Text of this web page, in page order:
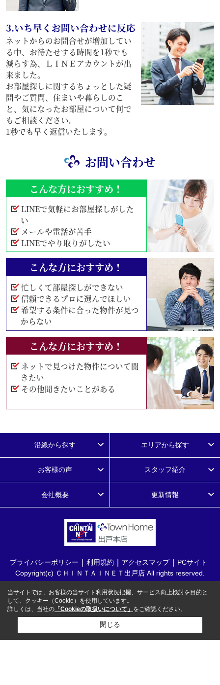
3.いち早くお問い合わせに反応
ネットからのお問合せが増加してい
る中、お待たせする時間を1秒でも
減らす為、ＬＩＮＥアカウントが出
来ました。
お部屋探しに関するちょっとした疑
問やご質問、住まいや暮らしのこ
と、気になったお部屋について何で
もご相談ください。
1秒でも早く返信いたします。
お問い合わせ
こんな方におすすめ！
LINEで気軽にお部屋探しがした
い
メールや電話が苦手
LINEでやり取りがしたい
こんな方におすすめ！
忙しくて部屋探しができない
信頼できるプロに選んでほしい
希望する条件に合った物件が見つ
からない
こんな方におすすめ！
ネットで見つけた物件について聞
きたい
その他聞きたいことがある
沿線から探す エリアから探す
お客様の声 スタッフ紹介
会社概要 更新情報
プライバシーポリシー 利用規約 アクセスマップ
PCサイト
Copyright(c) ＣＨＩＮＴＡＩＮＥＴ出戸店 All rights reserved.
当サイトでは、お客様の当サイト利用状況把握、サービス向上検討を目的と
して、クッキー（Cookie）を使用しています。
詳しくは、当社の 「Cookieの取扱いについて」 をご確認ください。
閉じる